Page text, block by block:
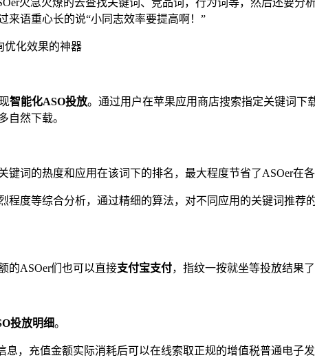
来语重心长的说“小同志效率要提高啊！”
优化效果的神器
智能化ASO投放。通过用户在苹果应用商店搜索指定关键词下
自然下载。
键词的热度和应用在该词下的排名，最大程度节省了ASOer在
度等综合分析，通过精细的算法，对不同应用的关键词推荐
的ASOer们也可以直接支付宝支付，指纹一按就坐等投放结果了
投放明细。
，充值金额实际消耗后可以在线索取正规的增值税普通电子发